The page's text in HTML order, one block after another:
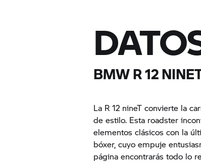
BMW R 12
La R 12 nineT convierte la
de estilo. Esta roadster
elementos clásicos con la
bóxer, cuyo empuje
página encontrarás todo lo